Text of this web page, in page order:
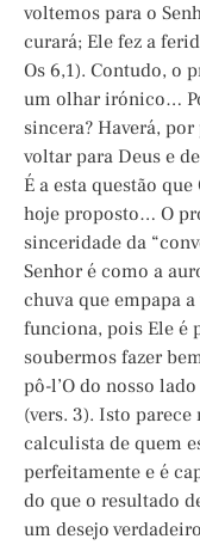
voltemos para o
curará; Ele fez a
Os 6,1). Contudo, o
um olhar irónico…
sincera? Haverá,
voltar para Deus e
É a esta questão
hoje proposto… O
sinceridade da
Senhor é como a
chuva que empapa
funciona, pois Ele é
soubermos fazer
pô-l’O do nosso
(vers. 3). Isto
calculista de quem
perfeitamente e é
do que o resultado
um desejo